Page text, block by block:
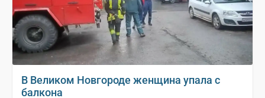
В Великом Новгороде женщина упала с
балкона